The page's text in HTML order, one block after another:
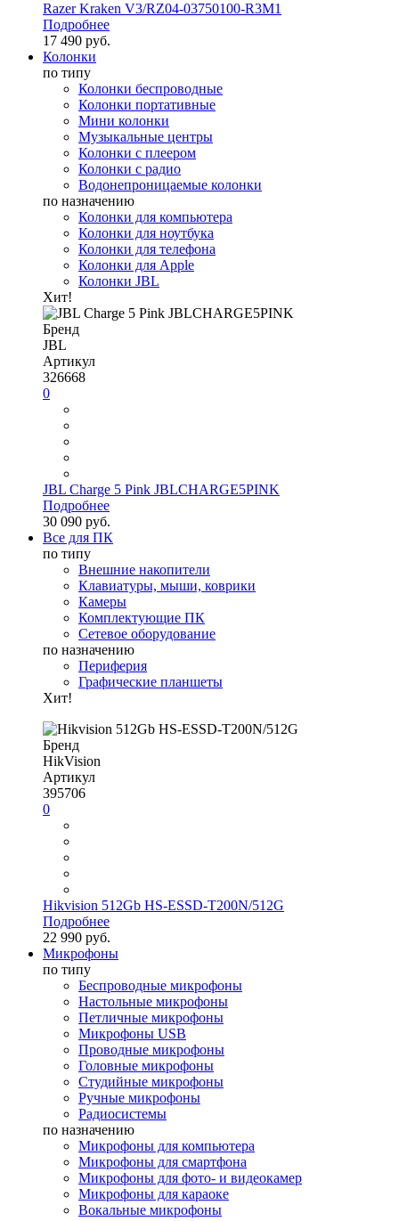
Razer Kraken V3/RZ04-03750100-R3M1
Подробнее
17 490 руб.
Колонки
по типу
Колонки беспроводные
Колонки портативные
Мини колонки
Музыкальные центры
Колонки с плеером
Колонки с радио
Водонепроницаемые колонки
по назначению
Колонки для компьютера
Колонки для ноутбука
Колонки для телефона
Колонки для Apple
Колонки JBL
Хит!
Бренд
JBL
Артикул
326668
0
JBL Charge 5 Pink JBLCHARGE5PINK
Подробнее
30 090 руб.
Все для ПК
по типу
Внешние накопители
Клавиатуры, мыши, коврики
Камеры
Комплектующие ПК
Сетевое оборудование
по назначению
Периферия
Графические планшеты
Хит!
Бренд
HikVision
Артикул
395706
0
Hikvision 512Gb HS-ESSD-T200N/512G
Подробнее
22 990 руб.
Микрофоны
по типу
Беспроводные микрофоны
Настольные микрофоны
Петличные микрофоны
Микрофоны USB
Проводные микрофоны
Головные микрофоны
Студийные микрофоны
Ручные микрофоны
Радиосистемы
по назначению
Микрофоны для компьютера
Микрофоны для смартфона
Микрофоны для фото- и видеокамер
Микрофоны для караоке
Вокальные микрофоны